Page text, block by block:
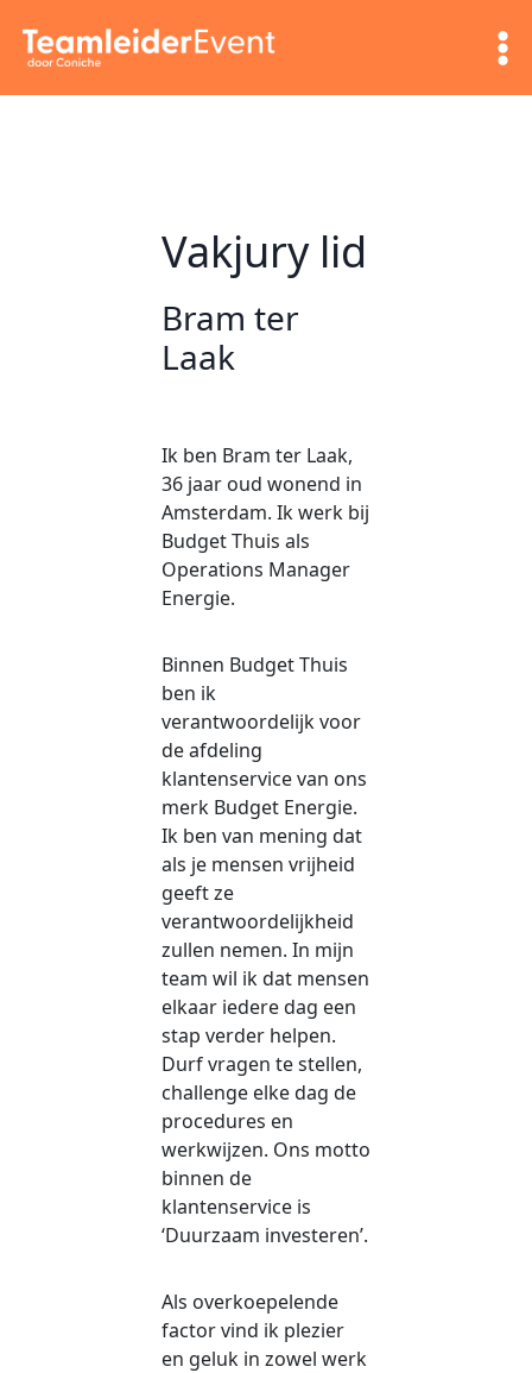
naar
inhoud
Vakjury lid
Bram ter
Laak
Ik ben Bram ter Laak,
36 jaar oud wonend in
Amsterdam. Ik werk bij
Budget Thuis als
Operations Manager
Energie.
Binnen Budget Thuis
ben ik
verantwoordelijk voor
de afdeling
klantenservice van ons
merk Budget Energie.
Ik ben van mening dat
als je mensen vrijheid
geeft ze
verantwoordelijkheid
zullen nemen. In mijn
team wil ik dat mensen
elkaar iedere dag een
stap verder helpen.
Durf vragen te stellen,
challenge elke dag de
procedures en
werkwijzen. Ons motto
binnen de
klantenservice is
‘Duurzaam investeren’.
Als overkoepelende
factor vind ik plezier
en geluk in zowel werk